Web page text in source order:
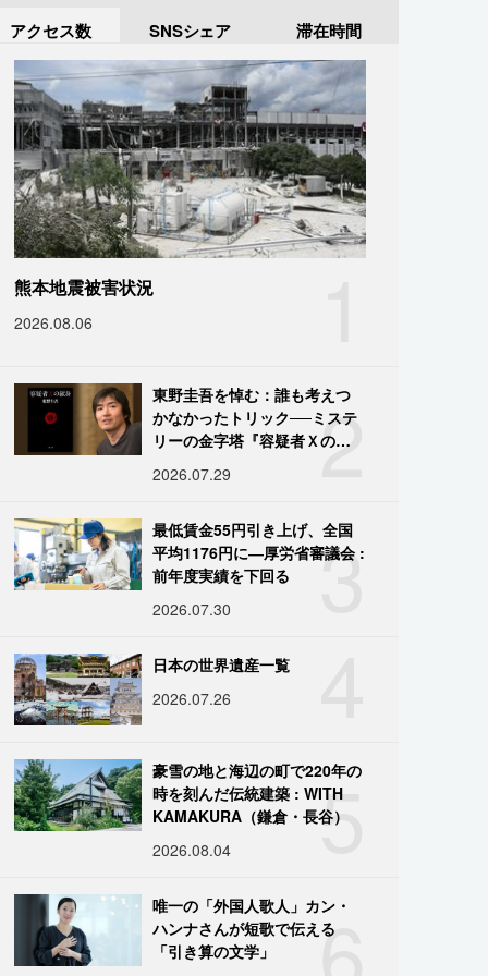
アクセス数 SNSシェア 滞在時間
熊本地震被害状況
2026.08.06
2
東野圭吾を悼む：誰も考えつ
かなかったトリック──ミステ
リーの金字塔『容疑者Ｘの献
2026.07.29
3
最低賃金55円引き上げ、全国
平均1176円に―厚労省審議会 :
前年度実績を下回る
2026.07.30
日本の世界遺産一覧
2026.07.26
5
豪雪の地と海辺の町で220年の
時を刻んだ伝統建築 : WITH
KAMAKURA（鎌倉・長谷）
2026.08.04
6
唯一の「外国人歌人」カン・
ハンナさんが短歌で伝える
「引き算の文学」